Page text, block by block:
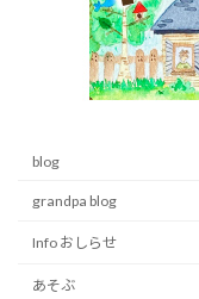
blog
grandpa blog
Info おしらせ
あそぶ